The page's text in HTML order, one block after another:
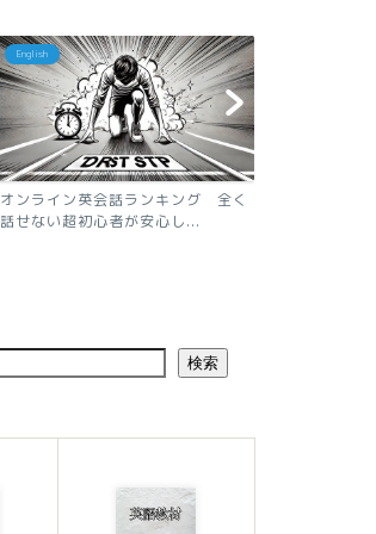
English
【超初心者】TOEIC初心者がはじめ
にするべきこと5選 ...
検索